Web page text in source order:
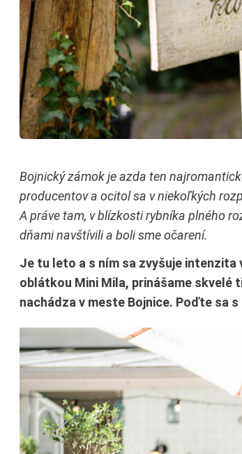
Bojnický zámok je azda ten
producentov a ocitol sa v niekoľkých
A práve tam, v blízkosti rybníka plného
dňami navštívili a boli sme očarení.
Je tu leto a s ním sa zvyšuje
oblátkou Mini Mila, prinášame skvelé
nachádza v meste Bojnice. Poďte sa